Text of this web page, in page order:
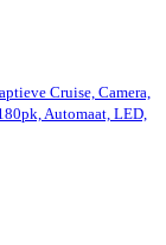
Cruise, Camera,
Automaat, LED,